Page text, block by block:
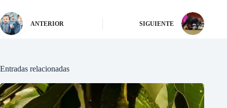
ANTERIOR SIGUIENTE
Entradas relacionadas